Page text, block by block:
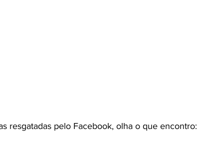
resgatadas pelo Facebook, olha o que encontro: